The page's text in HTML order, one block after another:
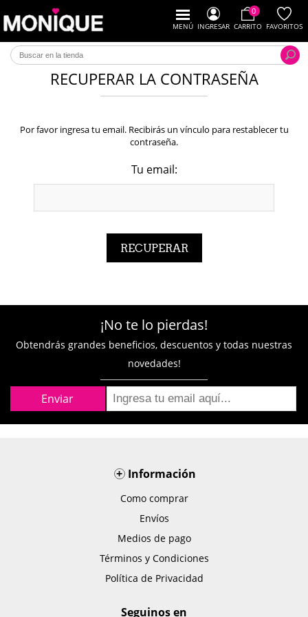
MENÚ INGRESAR
0
CARRITO FAVORITOS
RECUPERAR LA CONTRASEÑA
Por favor ingresa tu email. Recibirás un vínculo para restablecer tu
contraseña.
Tu email:
¡No te lo pierdas!
Obtendrás grandes beneficios, descuentos y todas nuestras
novedades!
+Información
Como comprar
Envíos
Medios de pago
Términos y Condiciones
Política de Privacidad
Seguinos en